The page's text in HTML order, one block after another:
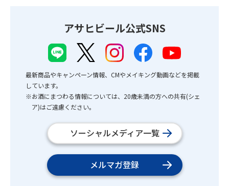
アサヒビール公式SNS
最新商品やキャンペーン情報、CMやメイキング動画などを掲載
しています。
※お酒にまつわる情報については、20歳未満の方への共有(シェ
ア)はご遠慮ください。
ソーシャルメディア一覧
メルマガ登録